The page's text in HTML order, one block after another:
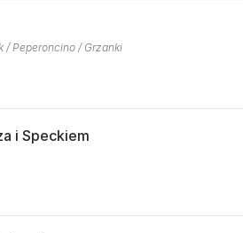
/ Peperoncino / Grzanki
i Speckiem